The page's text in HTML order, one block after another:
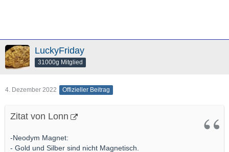
LuckyFriday
31000g Mitglied
4. Dezember 2022 Offizieller Beitrag
Zitat von Lonn
-Neodym Magnet:
- Gold und Silber sind nicht Magnetisch.